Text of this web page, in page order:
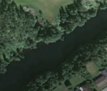
Hoppa
till
innehåll